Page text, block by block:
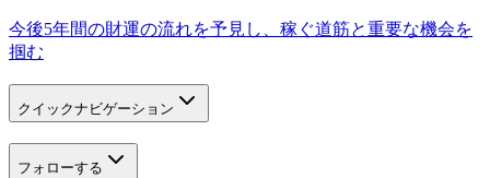
今後5年間の財運の流れを予見し、稼ぐ道筋と重要な機会を
掴む
クイックナビゲーション
フォローする